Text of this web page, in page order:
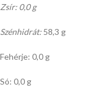
Zsír: 0,0 g
Szénhidrát: 58,3 g
Fehérje: 0,0 g
Só: 0,0 g